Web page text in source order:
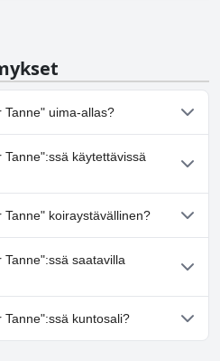
uima-allas?
ei ole uima-allasta.
käytettävissä
ei tarjoa kylpylää.
koiraystävällinen?
ei salli koiria.saatavilla
ei tarjoa
kuntosali?